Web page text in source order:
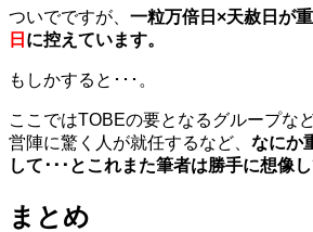
ついでですが、 一粒万倍日×天赦日が
日 に控えています。
もしかすると･･･。
ここではTOBEの要となるグループな
営陣に驚く人が就任するなど、 なにか
して･･･とこれまた筆者は勝手に想像
まとめ